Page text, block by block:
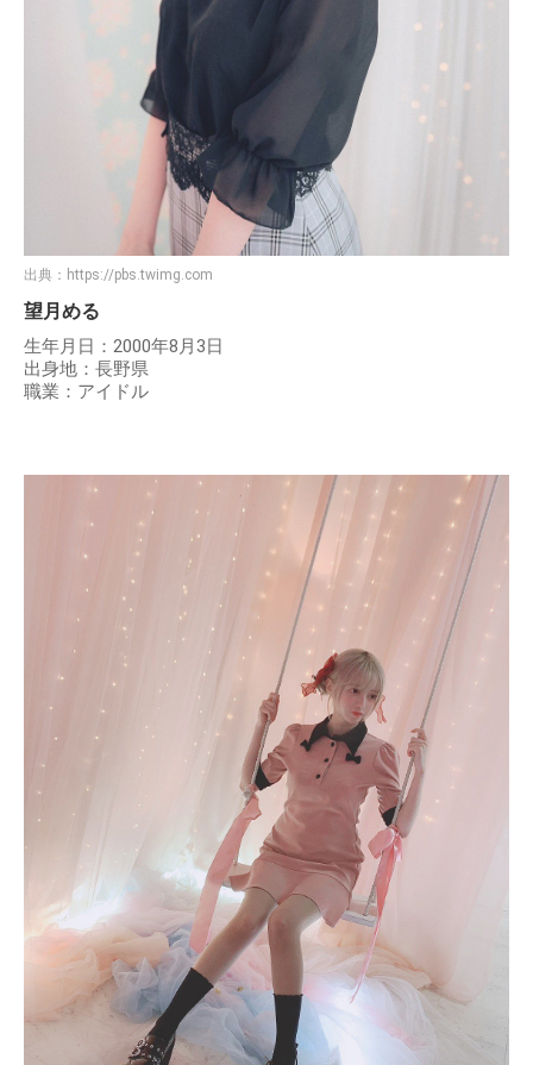
出典： https://pbs.twimg.com
望月める
生年月日：2000年8月3日
出身地：長野県
職業：アイドル